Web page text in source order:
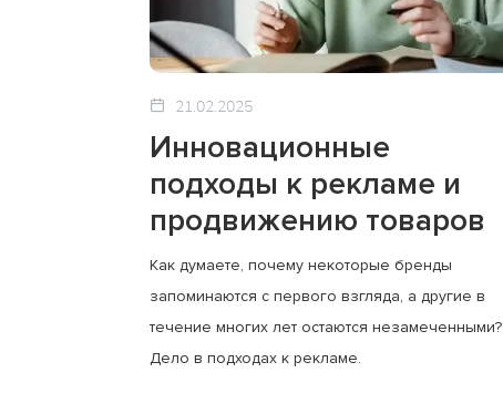
21.02.2025
Инновационные
подходы к рекламе и
продвижению товаров
Как думаете, почему некоторые бренды
запоминаются с первого взгляда, а другие в
течение многих лет остаются незамеченными?
Дело в подходах к рекламе.